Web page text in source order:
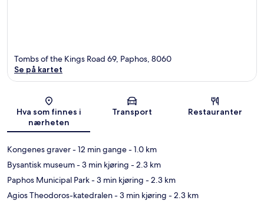
Kart
Tombs of the Kings Road 69, Paphos, 8060
Se på kartet
Hva som finnes i
nærheten
Transport Restauranter
Kongenes graver- 12 min gange- 1.0 km
Bysantisk museum- 3 min kjøring - 2.3 km
Paphos Municipal Park- 3 min kjøring - 2.3 km
Agios Theodoros-katedralen- 3 min kjøring - 2.3 km